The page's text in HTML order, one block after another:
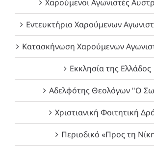
Χαρούμενοι Αγωνιστές
Εντευκτήριο Χαρούμενων
Κατασκήνωση Χαρούμενων
Εκκλησία της Ελλάδος
Αδελφότης Θεολόγων "Ο
Χριστιανική Φοιτητική
Περιοδικό «Προς τη